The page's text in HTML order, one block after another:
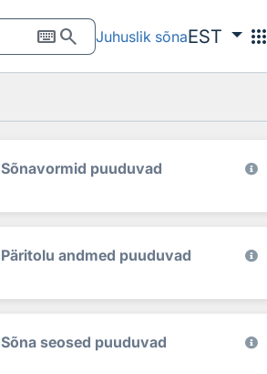
keyboardsearch Juhuslik sõnaEST apps
Sõnavormid puuduvad
Päritolu andmed puuduvad
Sõna seosed puuduvad